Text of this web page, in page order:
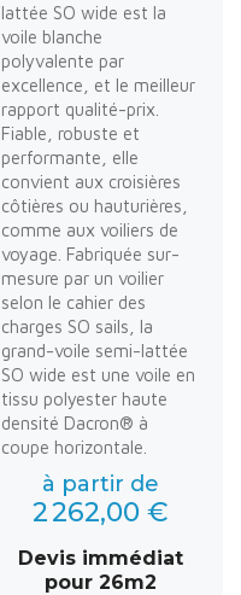
lattée SO wide est la
voile blanche
polyvalente par
excellence, et le meilleur
rapport qualité-prix.
Fiable, robuste et
performante, elle
convient aux croisières
côtières ou hauturières,
comme aux voiliers de
voyage. Fabriquée sur-
mesure par un voilier
selon le cahier des
charges SO sails, la
grand-voile semi-lattée
SO wide est une voile en
tissu polyester haute
densité Dacron® à
coupe horizontale.
à partir de
2 262,00 €
Devis immédiat
pour 26m2